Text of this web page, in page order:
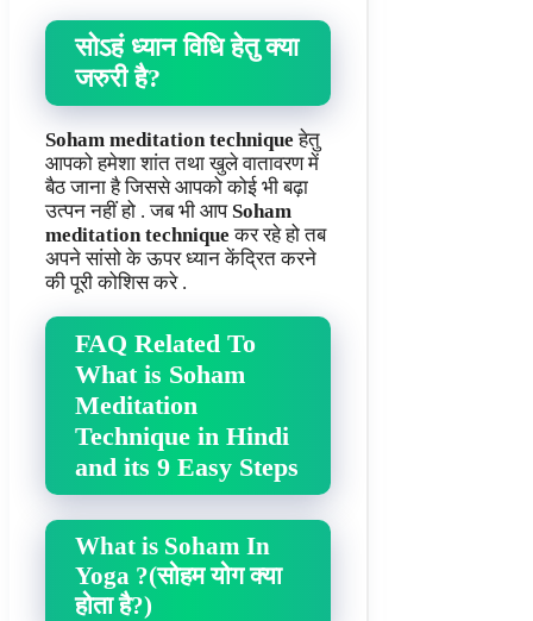
सोऽहं ध्यान विधि हेतु क्या
जरुरी है?
Soham meditation technique हेतु
आपको हमेशा शांत तथा खुले वातावरण में
बैठ जाना है जिससे आपको कोई भी बढ़ा
उत्पन नहीं हो . जब भी आप Soham
meditation technique कर रहे हो तब
अपने सांसो के ऊपर ध्यान केंद्रित करने
की पूरी कोशिस करे .
FAQ Related To
What is Soham
Meditation
Technique in Hindi
and its 9 Easy Steps
What is Soham In
Yoga ?(सोहम योग क्या
होता है?)